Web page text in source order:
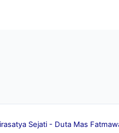
Sejati - Duta Mas